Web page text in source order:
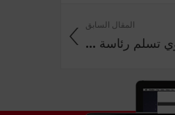
المقال السابق
تسلم رئاسة ...